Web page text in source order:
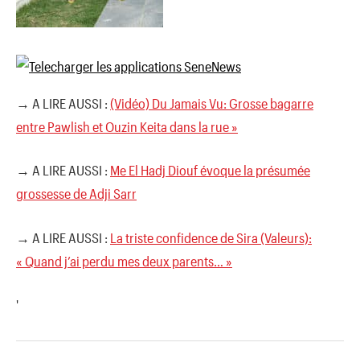
→ A LIRE AUSSI : (Vidéo) Du Jamais Vu: Grosse bagarre
entre Pawlish et Ouzin Keita dans la rue »
→ A LIRE AUSSI : Me El Hadj Diouf évoque la présumée
grossesse de Adji Sarr
→ A LIRE AUSSI : La triste confidence de Sira (Valeurs):
« Quand j’ai perdu mes deux parents… »
'